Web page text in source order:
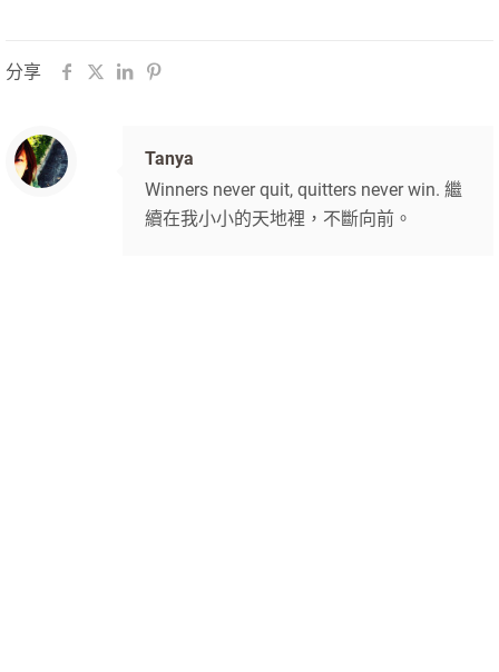
分享
Tanya
Winners never quit, quitters never win. 繼
續在我小小的天地裡，不斷向前。